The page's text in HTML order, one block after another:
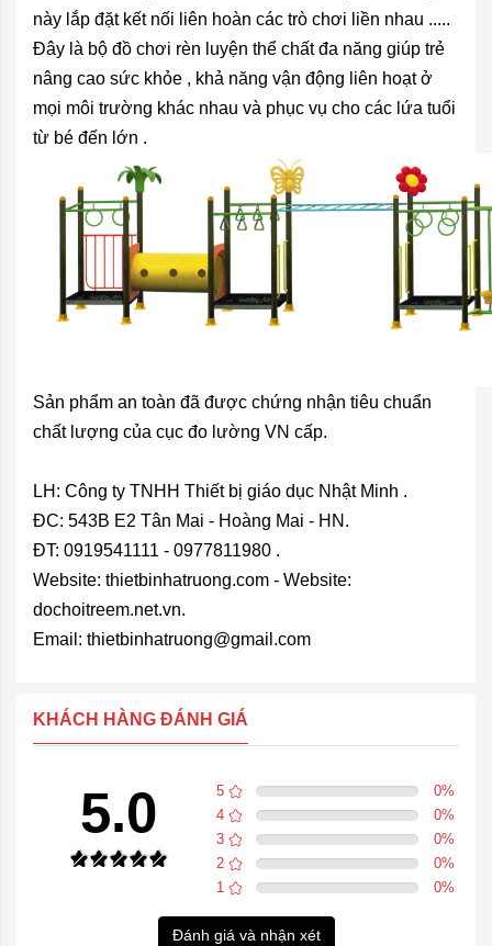
này lắp đặt kết nối liên hoàn các trò chơi liền nhau .....
Đây là bộ đồ chơi rèn luyện thể chất đa năng giúp trẻ
nâng cao sức khỏe , khả năng vận động liên hoạt ở
mọi môi trường khác nhau và phục vụ cho các lứa tuổi
từ bé đến lớn .
Sản phẩm an toàn đã được chứng nhận tiêu chuẩn
chất lượng của cục đo lường VN cấp.
LH: Công ty TNHH Thiết bị giáo dục Nhật Minh .
ĐC: 543B E2 Tân Mai - Hoàng Mai - HN.
ĐT: 0919541111 - 0977811980 .
Website: thietbinhatruong.com - Website:
dochoitreem.net.vn.
Email: thietbinhatruong@gmail.com
KHÁCH HÀNG ĐÁNH GIÁ
5.0 5 0%
4
0%
3
0%
2
0%
1
0%
Đánh giá và nhận xét